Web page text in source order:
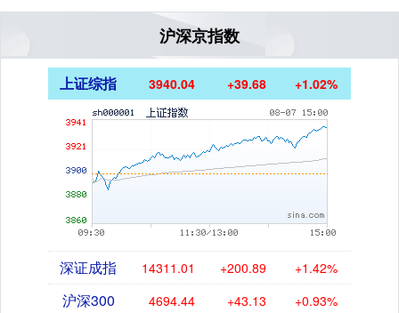
沪深京指数
上证综指 3940.04 +39.68 +1.02%
深证成指 14311.01 +200.89 +1.42%
沪深300 4694.44 +43.13 +0.93%